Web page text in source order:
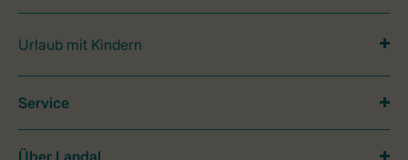
Urlaub mit Kindern
Service
Über Landal